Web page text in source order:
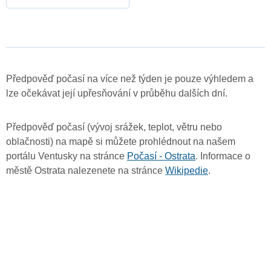
Předpověď počasí na více než týden je pouze výhledem a
lze očekávat její upřesňování v průběhu dalších dní.
Předpověď počasí (vývoj srážek, teplot, větru nebo
oblačnosti) na mapě si můžete prohlédnout na našem
portálu Ventusky na stránce Počasí - Ostrata. Informace o
městě Ostrata nalezenete na stránce Wikipedie.